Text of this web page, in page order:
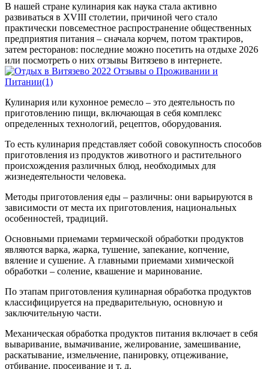
В нашей стране кулинария как наука стала активно
развиваться в XVIII столетии, причиной чего стало
практически повсеместное распространение общественных
предприятия питания – сначала корчем, потом трактиров,
затем ресторанов: последние можно посетить на отдыхе 2026
или посмотреть о них отзывы Витязево в интернете.
Кулинария или кухонное ремесло – это деятельность по
приготовлению пищи, включающая в себя комплекс
определенных технологий, рецептов, оборудования.
То есть кулинария представляет собой совокупность способов
приготовления из продуктов животного и растительного
происхождения различных блюд, необходимых для
жизнедеятельности человека.
Методы приготовления еды – различны: они варьируются в
зависимости от места их приготовления, национальных
особенностей, традиций.
Основными приемами термической обработки продуктов
являются варка, жарка, тушение, запекание, копчение,
вяление и сушение. А главными приемами химической
обработки – соление, квашение и маринование.
По этапам приготовления кулинарная обработка продуктов
классифицируется на предварительную, основную и
заключительную части.
Механическая обработка продуктов питания включает в себя
вываривание, вымачивание, желирование, замешивание,
раскатывание, измельчение, панировку, отцеживание,
отбивание, просеивание и т. д.